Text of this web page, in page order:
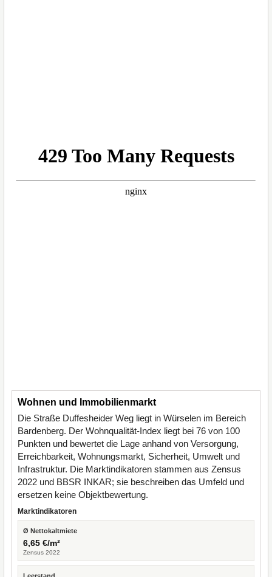
Wohnen und Immobilienmarkt
Die Straße Duffesheider Weg liegt in Würselen im Bereich
Bardenberg. Der Wohnqualität-Index liegt bei 76 von 100
Punkten und bewertet die Lage anhand von Versorgung,
Erreichbarkeit, Wohnungsmarkt, Sicherheit, Umwelt und
Infrastruktur. Die Marktindikatoren stammen aus Zensus
2022 und BBSR INKAR; sie beschreiben das Umfeld und
ersetzen keine Objektbewertung.
Marktindikatoren
Ø Nettokaltmiete
6,65 €/m²
Zensus 2022